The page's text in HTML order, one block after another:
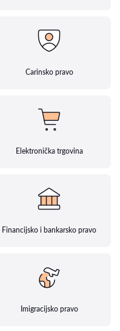
Carinsko pravo
Elektronička trgovina
Financijsko i bankarsko pravo
Imigracijsko pravo